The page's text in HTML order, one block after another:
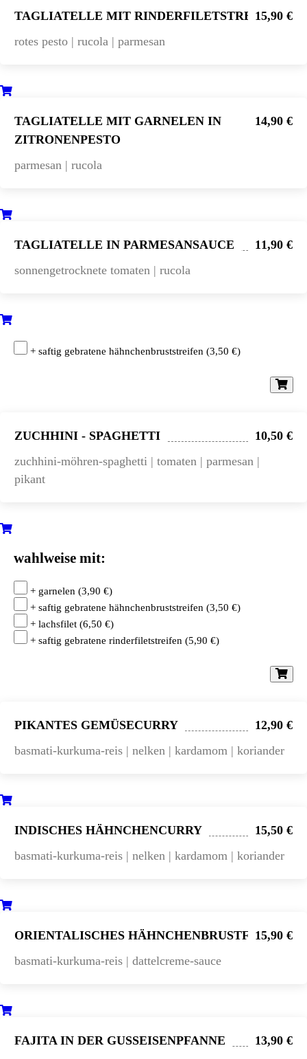
TAGLIATELLE MIT RINDERFILETSTREIFEN
15,90 €
rotes pesto | rucola | parmesan
TAGLIATELLE MIT GARNELEN IN
ZITRONENPESTO
14,90 €
parmesan | rucola
TAGLIATELLE IN PARMESANSAUCE
11,90 €
sonnengetrocknete tomaten | rucola
+ saftig gebratene hähnchenbruststreifen (3,50 €)
ZUCHHINI - SPAGHETTI
10,50 €
zuchhini-möhren-spaghetti | tomaten | parmesan |
pikant
wahlweise mit:
+ garnelen (3,90 €)
+ saftig gebratene hähnchenbruststreifen (3,50 €)
+ lachsfilet (6,50 €)
+ saftig gebratene rinderfiletstreifen (5,90 €)
PIKANTES GEMÜSECURRY
12,90 €
basmati-kurkuma-reis | nelken | kardamom | koriander
INDISCHES HÄHNCHENCURRY
15,50 €
basmati-kurkuma-reis | nelken | kardamom | koriander
ORIENTALISCHES HÄHNCHENBRUSTFILET
15,90 €
basmati-kurkuma-reis | dattelcreme-sauce
FAJITA IN DER GUSSEISENPFANNE
13,90 €